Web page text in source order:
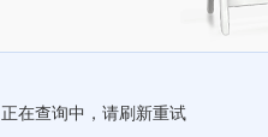
正在查询中，请刷新重试